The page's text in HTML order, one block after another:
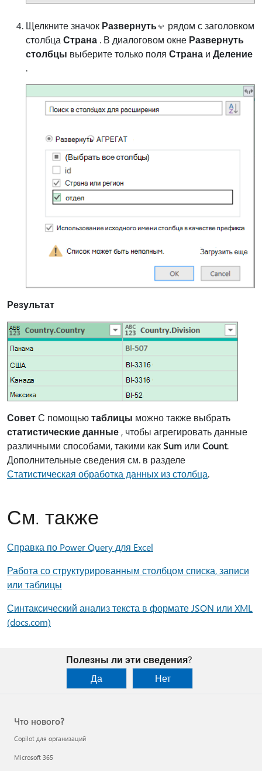
Щелкните значок Развернуть
рядом с заголовком
столбца Страна . В диалоговом окне Развернуть
столбцы выберите только поля Страна и Деление
.
Результат
СоветС помощьютаблицы можно также выбрать
статистические данные, чтобы агрегировать данные
различными способами, такими как Sum или Count.
Дополнительные сведения см. в разделе
Статистическая обработка данных из столбца.
См. также
Справка по Power Query для Excel
Работа со структурированным столбцом списка, записи
или таблицы
Синтаксический анализ текста в формате JSON или XML
(docs.com)
Полезны ли эти сведения?
Да
Нет
Что нового?
Copilot для организаций
Microsoft 365